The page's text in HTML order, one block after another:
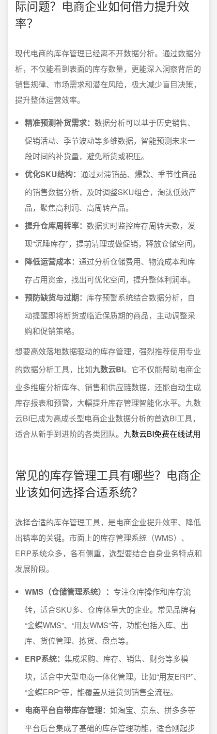
际问题？电商企业如何借力提升效
率？
现代电商的库存管理已经离不开数据分析。通过数据分
析，不仅能看到表面的库存数量，更能深入洞察背后的
销售规律、市场需求和潜在风险，极大减少盲目决策，
提升整体运营效率。
精准预测补货需求： 数据分析可以基于历史销售、
促销活动、季节波动等多维数据，智能预测未来一
段时间的补货量，避免断货或积压。
优化SKU结构： 通过对滞销品、爆款、季节性商品
的销售数据分析，及时调整SKU组合，淘汰低效产
品，聚焦高利润、高周转产品。
提升仓库周转率： 数据实时监控库存周转天数，发
现“沉睡库存”，提前清理或做促销，释放仓储空间。
降低运营成本： 通过分析仓储费用、物流成本和库
存占用资金，找出可优化空间，提升整体利润率。
预防缺货与过期： 库存预警系统结合数据分析，自
动提醒即将断货或临近保质期的商品，主动调整采
购和促销策略。
想要高效落地数据驱动的库存管理，强烈推荐使用专业
的数据分析工具，比如九数云BI。它不仅能帮助电商企
业多维度分析库存、销售和供应链数据，还能自动生成
库存报表和预警，大幅提升库存管理智能化水平。九数
云BI已成为高成长型电商企业数据分析的首选BI工具，
适合从新手到进阶的各类团队。 九数云BI免费在线试用
常见的库存管理工具有哪些？电商企
业该如何选择合适系统？
选择合适的库存管理工具，是电商企业提升效率、降低
出错率的关键。市面上的库存管理系统（WMS）、
ERP系统众多，各有侧重，选型要结合自身业务特点和
发展阶段。
WMS（仓储管理系统）： 专注仓库操作和库存流
转，适合SKU多、仓库体量大的企业。常见品牌有
“金蝶WMS”、“用友WMS”等，功能包括入库、出
库、货位管理、拣货、盘点等。
ERP系统： 集成采购、库存、销售、财务等多模
块，适合中大型电商一体化管理。比如“用友ERP”、
“金蝶ERP”等，能覆盖从进货到销售全流程。
电商平台自带库存管理： 如淘宝、京东、拼多多等
平台后台集成了基础的库存管理功能，适合刚起步